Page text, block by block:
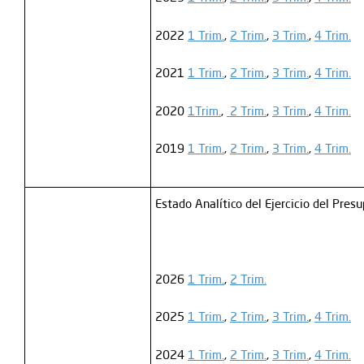
2022 1 Trim., 2 Trim., 3 Trim., 4 Trim.
2021 1 Trim., 2 Trim., 3 Trim., 4 Trim.
2020 1Trim., 2 Trim., 3 Trim., 4 Trim.
2019 1 Trim., 2 Trim., 3 Trim., 4 Trim.
Estado Analítico del Ejercicio del
2026 1 Trim., 2 Trim.
2025 1 Trim., 2 Trim., 3 Trim., 4 Trim.
2024 1 Trim., 2 Trim., 3 Trim., 4 Trim.